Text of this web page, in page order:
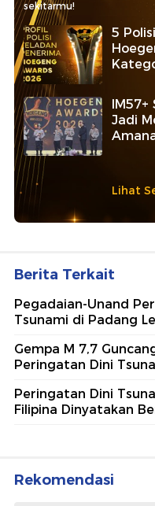
sekitarmu!
5
Jadi
Lihat
Berita Terkait
Pegadaian-Unand
Tsunami di Padang
Gempa M 7,7
Peringatan Dini
Peringatan Dini
Filipina Dinyatakan
Rekomendasi